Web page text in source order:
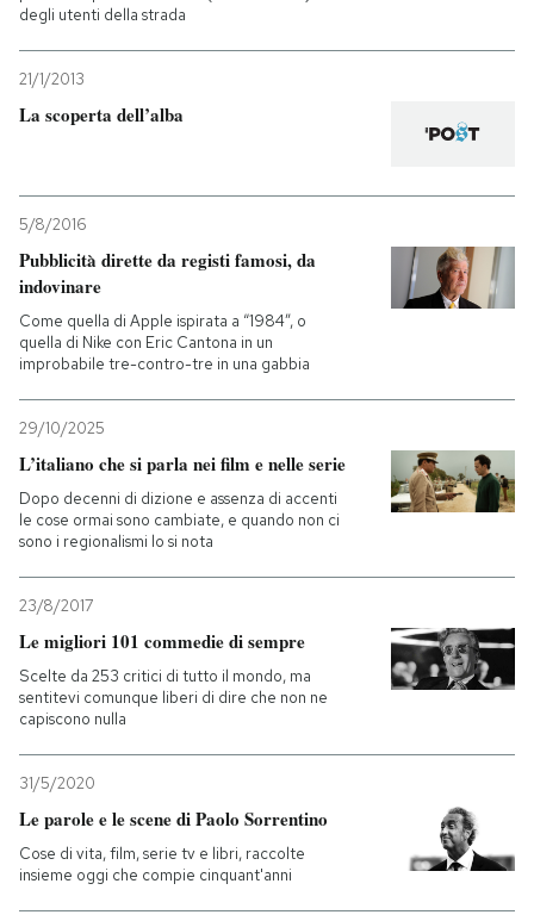
degli utenti della strada
21/1/2013
La scoperta dell’alba
5/8/2016
Pubblicità dirette da registi famosi, da
indovinare
Come quella di Apple ispirata a “1984”, o
quella di Nike con Eric Cantona in un
improbabile tre-contro-tre in una gabbia
29/10/2025
L’italiano che si parla nei film e nelle serie
Dopo decenni di dizione e assenza di accenti
le cose ormai sono cambiate, e quando non ci
sono i regionalismi lo si nota
23/8/2017
Le migliori 101 commedie di sempre
Scelte da 253 critici di tutto il mondo, ma
sentitevi comunque liberi di dire che non ne
capiscono nulla
31/5/2020
Le parole e le scene di Paolo Sorrentino
Cose di vita, film, serie tv e libri, raccolte
insieme oggi che compie cinquant'anni